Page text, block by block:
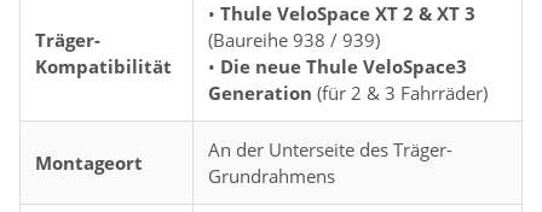
Träger-
Kompatibilität
• Thule VeloSpace XT 2 & XT 3
(Baureihe 938 / 939)
• Die neue Thule VeloSpace3
Generation (für 2 & 3 Fahrräder)
Montageort
An der Unterseite des Träger-
Grundrahmens